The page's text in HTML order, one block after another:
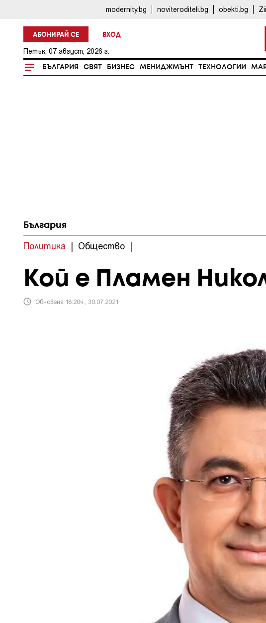
modernity.bg noviteroditeli.bg obekti.bg
АБОНИРАЙ СЕ ВХОД
Петък, 07 август, 2026 г.
БЪЛГАРИЯ СВЯТ БИЗНЕС МЕНИДЖМЪНТ ТЕХНОЛОГИИ
България
Политика | Общество |
Кой е Пламен
Обновена 18:20ч., 30.07.2021